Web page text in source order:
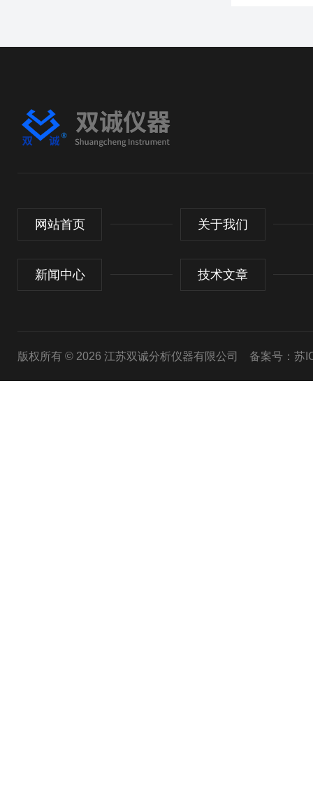
网站首页 关于我们
新闻中心 技术文章
版权所有 © 2026 江苏双诚分析仪器有限公司 备案号：苏